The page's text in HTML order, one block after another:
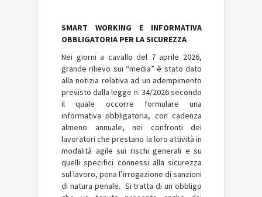
SMART WORKING E INFORMATIVA
OBBLIGATORIA PER LA SICUREZZA
Nei giorni a cavallo del 7 aprile 2026,
grande rilievo sui “media” è stato dato
alla notizia relativa ad un adempimento
previsto dalla legge n. 34/2026 secondo
il quale occorre formulare una
informativa obbligatoria, con cadenza
almeno annuale, nei confronti dei
lavoratori che prestano la loro attività in
modalità agile sui rischi generali e su
quelli specifici connessi alla sicurezza
sul lavoro, pena l’irrogazione di sanzioni
di natura penale. Si tratta di un obbligo